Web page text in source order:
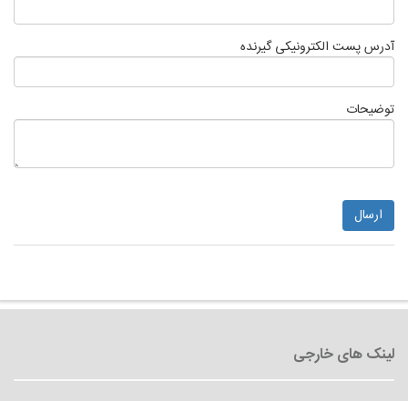
آدرس پست الکترونیکی گیرنده
توضیحات